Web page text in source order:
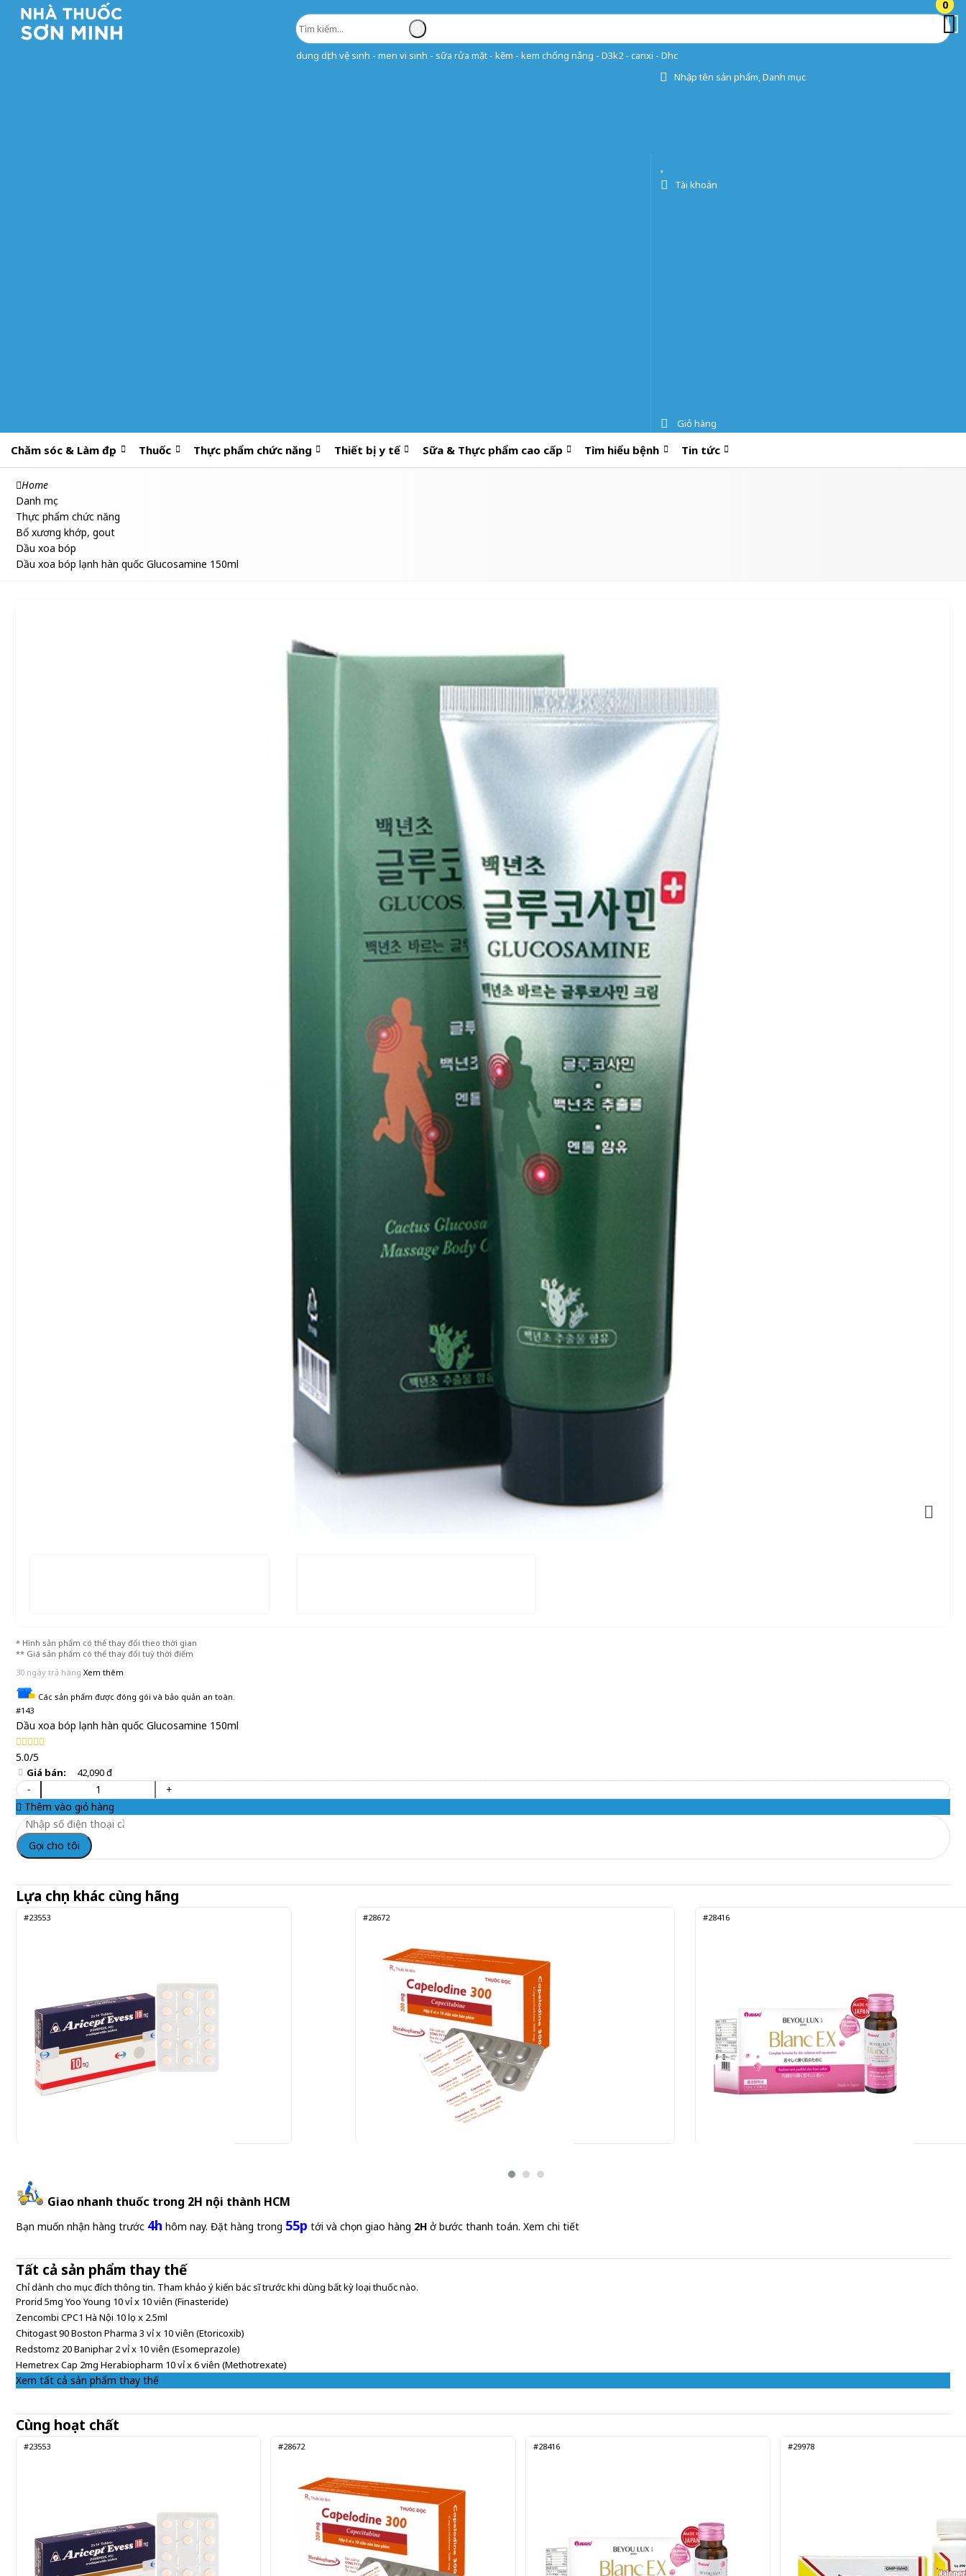
dung dịch vệ sinh - men vi sinh - sữa rửa mặt - kẽm - kem chống nắng - D3k2 - canxi - Dhc
Nhập tên sản phẩm, Danh mục
0
Tài khoản
0
Giỏ hàng
Chăm sóc & Làm đẹp Thuốc Thực phẩm chức năng Thiết bị y tế Sữa & Thực phẩm cao cấp Tìm hiểu bệnh Tin tức
Home
Danh mục
Thực phẩm chức năng
Bổ xương khớp, gout
Dầu xoa bóp
Dầu xoa bóp lạnh hàn quốc Glucosamine 150ml
* Hình sản phẩm có thể thay đổi theo thời gian
** Giá sản phẩm có thể thay đổi tuỳ thời điểm
30 ngày trả hàng Xem thêm
Các sản phẩm được đóng gói và bảo quản an toàn.
#143
Dầu xoa bóp lạnh hàn quốc Glucosamine 150ml
5.0/5
Giá bán: 42,090 đ
-
+
Thêm vào giỏ hàng
Gọi cho tôi
Lựa chọn khác cùng hãng
#23553
Gửi đơn thuốc
#28672
Capelodine 300 Herabiopharm 6 vỉ x 10 viên (Capecitabine)
Gửi đơn thuốc
#28416
Giao nhanh thuốc trong 2H nội thành HCM
Bạn muốn nhận hàng trước 4h hôm nay. Đặt hàng trong 55p tới và chọn giao hàng 2H ở bước thanh toán. Xem chi tiết
Tất cả sản phẩm thay thế
Chỉ dành cho mục đích thông tin. Tham khảo ý kiến bác sĩ trước khi dùng bất kỳ loại thuốc nào.
Prorid 5mg Yoo Young 10 vỉ x 10 viên (Finasteride)
Zencombi CPC1 Hà Nội 10 lọ x 2.5ml
Chitogast 90 Boston Pharma 3 vỉ x 10 viên (Etoricoxib)
Redstomz 20 Baniphar 2 vỉ x 10 viên (Esomeprazole)
Hemetrex Cap 2mg Herabiopharm 10 vỉ x 6 viên (Methotrexate)
Xem tất cả sản phẩm thay thế
Cùng hoạt chất
#23553 #28672 #28416 #29978